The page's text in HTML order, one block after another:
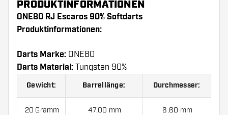
PRODUKTINFORMATIONEN
ONE80 RJ Escaros 90% Softdarts
Produktinformationen:
Darts Marke: ONE80
Darts Material: Tungsten 90%
Gewicht: Barrellänge: Durchmesser:
20 Gramm 47.00 mm 6.60 mm